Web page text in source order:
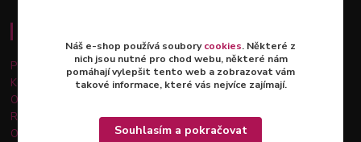
Platba a doprava
Kontakty
Obchodní podmínky
Reklamace a vrácení zboží
Ochrana osobních údajů
Náš e-shop používá souborycookies. Některé z
nich jsou nutné pro chod webu, některé nám
pomáhají vylepšit tento web a zobrazovat vám
takové informace, které vás nejvíce zajímají.
Souhlasím a pokračovat